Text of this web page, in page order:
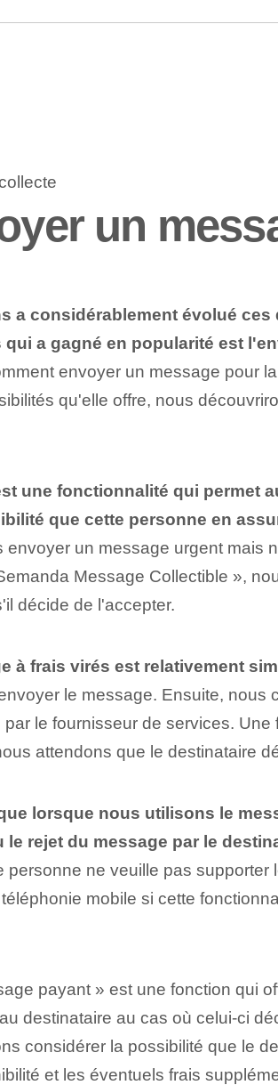
un
a considérablement évolué
a gagné en popularité est
envoyer un message pour
qu'elle offre, nous
une fonctionnalité qui permet
que cette personne en
un ‌message‍ urgent mais
Message Collectible »,
décide de l'accepter.
à frais virés est relativement
le message. Ensuite,
le fournisseur de services.
attendons que le destinataire
lorsque nous utilisons le
rejet du message par le
personne ne veuille pas
mobile si cette
payant » est une fonction qui
destinataire au cas où celui-ci
considérer la possibilité que le
et les éventuels frais